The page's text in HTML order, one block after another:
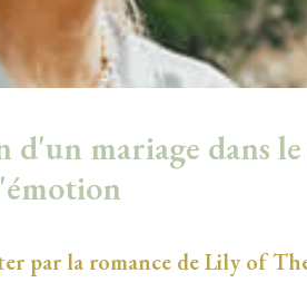
d'un mariage dans
par la romance de Lily of